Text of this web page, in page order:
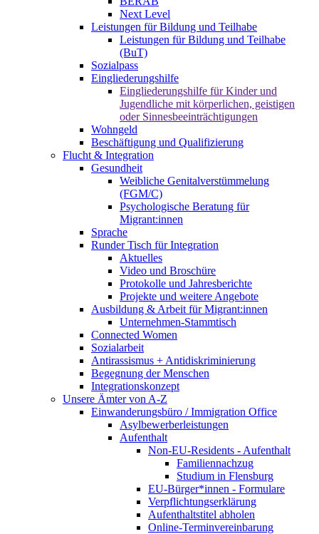
Next Level
Leistungen für Bildung und Teilhabe
Leistungen für Bildung und Teilhabe
(BuT)
Sozialpass
Eingliederungshilfe
Eingliederungshilfe für Kinder und
Jugendliche mit körperlichen, geistigen
oder Sinnesbeeinträchtigungen
Wohngeld
Beschäftigung und Qualifizierung
Flucht & Integration
Gesundheit
Weibliche Genitalverstümmelung
(FGM/C)
Psychologische Beratung für
Migrant:innen
Sprache
Runder Tisch für Integration
Aktuelles
Video und Broschüre
Protokolle und Jahresberichte
Projekte und weitere Angebote
Ausbildung & Arbeit für Migrant:innen
Unternehmen-Stammtisch
Connected Women
Sozialarbeit
Antirassismus + Antidiskriminierung
Begegnung der Menschen
Integrationskonzept
Unsere Ämter von A-Z
Einwanderungsbüro / Immigration Office
Asylbewerberleistungen
Aufenthalt
Non-EU-Residents - Aufenthalt
Familiennachzug
Studium in Flensburg
EU-Bürger*innen - Formulare
Verpflichtungserklärung
Aufenthaltstitel abholen
Online-Terminvereinbarung